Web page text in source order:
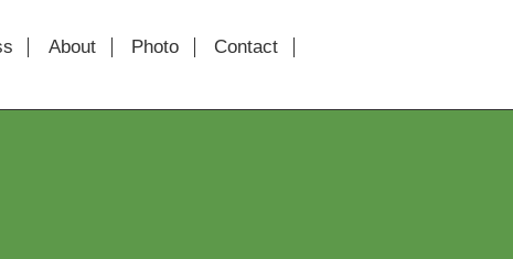
About Photo
Contact